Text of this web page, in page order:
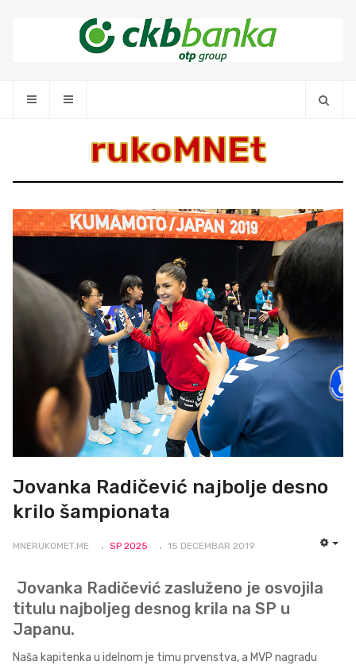
rukoMNEt
Jovanka Radičević najbolje desno
krilo šampionata
MNERUKOMET.ME SP 2025 15 DECEMBAR 2019
Jovanka Radičević zasluženo je osvojila
titulu najboljeg desnog krila na SP u
Japanu.
Naša kapitenka u idelnom je timu prvenstva, a MVP nagradu